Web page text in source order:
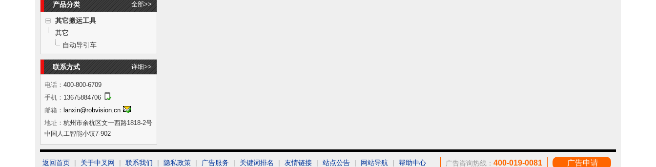
产品分类 全部>>
其它搬运工具
其它
自动导引车
联系方式 详细>>
电话： 400-800-6709
手机： 13675884706
邮箱： lanxin@robvision.cn
地址： 杭州市余杭区文一西路1818-2号
中国人工智能小镇7-902
返回首页 | 关于中叉网 | 联系我们 | 隐私政策 | 广告服务 | 关键词排名 | 友情链接 | 站点公告 | 网站导航 | 帮助中心 广告咨询热线： 400-019-0081 广告申请